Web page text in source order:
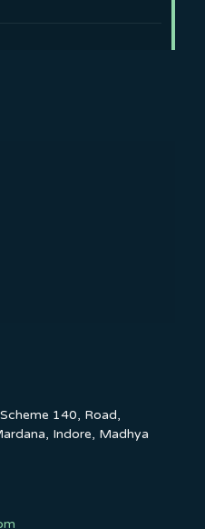
140, Road,
Indore, Madhya